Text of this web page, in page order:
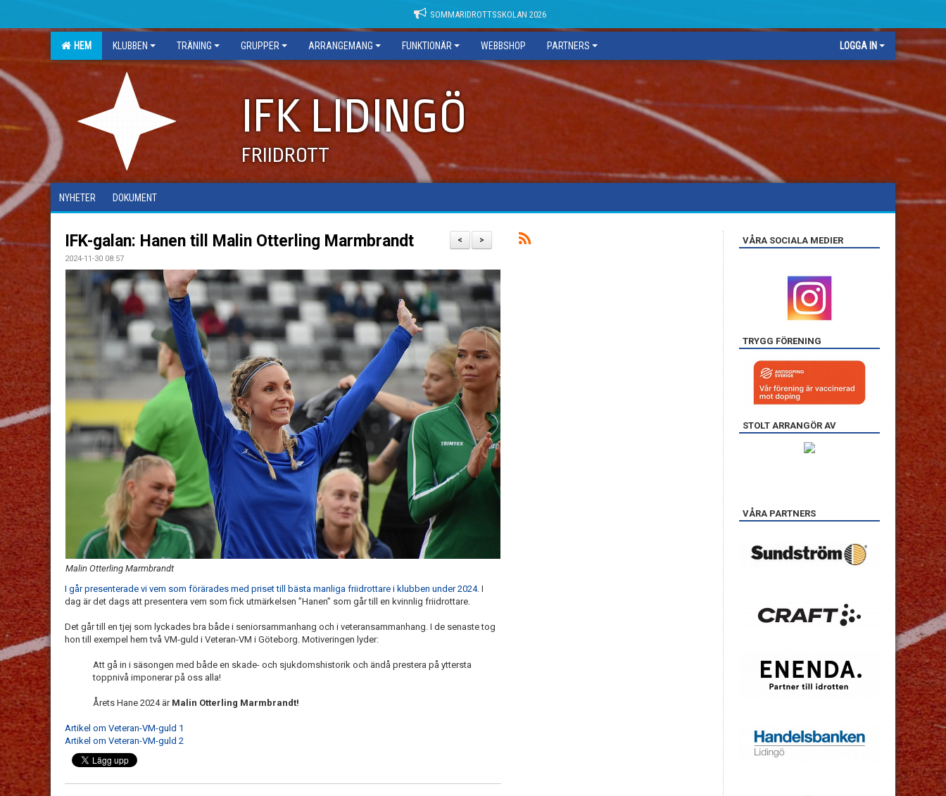
SOMMARIDROTTSSKOLAN 2026
HEM KLUBBEN TRÄNING GRUPPER ARRANGEMANG FUNKTIONÄR WEBBSHOP PARTNERS LOGGA IN
IFK LIDINGÖ
FRIIDROTT
NYHETER DOKUMENT
>
<
IFK-galan: Hanen till Malin Otterling Marmbrandt
2024-11-30 08:57
Malin Otterling Marmbrandt
I går presenterade vi vem som förärades med priset till bästa manliga friidrottare i klubben under 2024. I
dag är det dags att presentera vem som fick utmärkelsen ”Hanen” som går till en kvinnlig friidrottare.
Det går till en tjej som lyckades bra både i seniorsammanhang och i veteransammanhang. I de senaste tog
hon till exempel hem två VM-guld i Veteran-VM i Göteborg. Motiveringen lyder:
Att gå in i säsongen med både en skade- och sjukdomshistorik och ändå prestera på yttersta
toppnivå imponerar på oss alla!
Årets Hane 2024 är Malin Otterling Marmbrandt!
Artikel om Veteran-VM-guld 1
Artikel om Veteran-VM-guld 2
VÅRA SOCIALA MEDIER
TRYGG FÖRENING
STOLT ARRANGÖR AV
VÅRA PARTNERS